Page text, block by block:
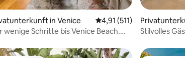
Bewertung: 4,86 von 5, 131 Bewertungen
in Venice Durchschnittliche
4,91 (511)
wenige Schritte bis Venice Beach.
Stilvolles